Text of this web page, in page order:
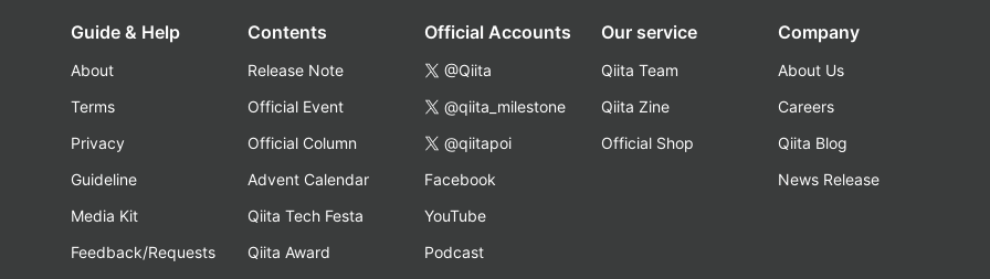
Guide & Help
About
Terms
Privacy
Guideline
Media Kit
Feedback/Requests
Contents
Release Note
Official Event
Official Column
Advent Calendar
Qiita Tech Festa
Qiita Award
Official Accounts
@Qiita
@qiita_milestone
@qiitapoi
Facebook
YouTube
Podcast
Our service
Qiita Team
Qiita Zine
Official Shop
Company
About Us
Careers
Qiita Blog
News Release